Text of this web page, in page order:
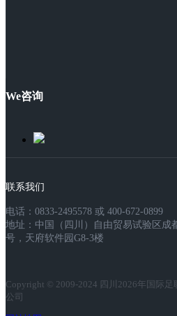
We咨询
联系我们
电话：0833-2495578 或 400-672-0899
地址：中国（四川）自由贸易试验区成
号，天府软件园G8-3楼
Copyright © 2009-2024 四川2026年国际
公司